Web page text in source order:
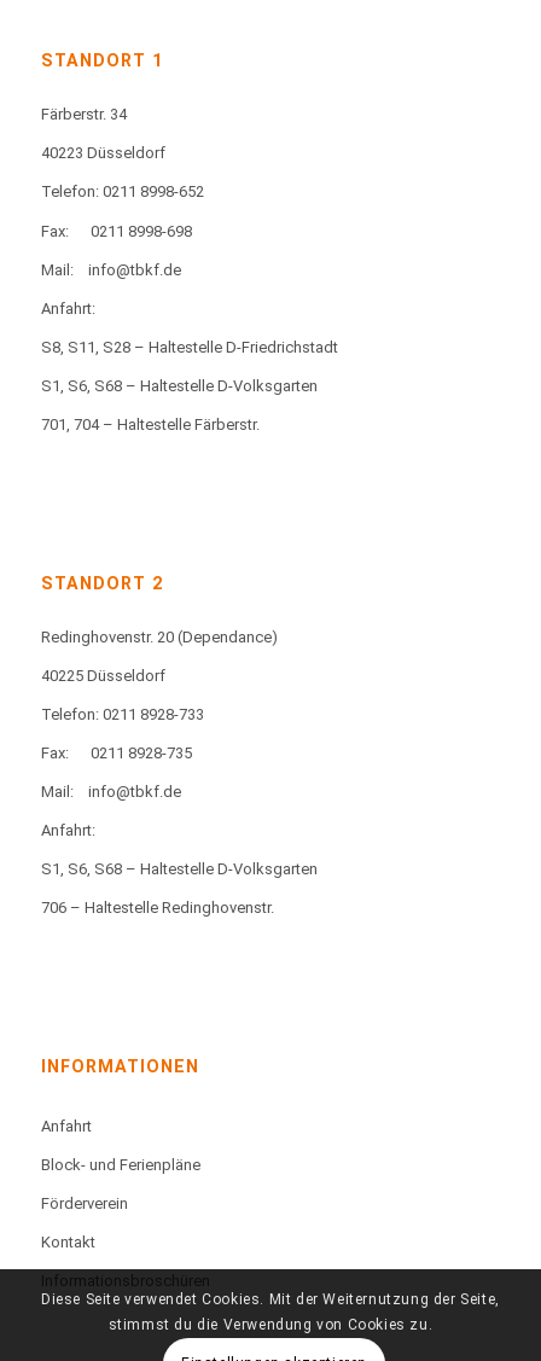
STANDORT 1
Färberstr. 34
40223 Düsseldorf
Telefon: 0211 8998-652
Fax: 0211 8998-698
Mail: info@tbkf.de
Anfahrt:
S8, S11, S28 – Haltestelle D-Friedrichstadt
S1, S6, S68 – Haltestelle D-Volksgarten
701, 704 – Haltestelle Färberstr.
STANDORT 2
Redinghovenstr. 20 (Dependance)
40225 Düsseldorf
Telefon: 0211 8928-733
Fax: 0211 8928-735
Mail: info@tbkf.de
Anfahrt:
S1, S6, S68 – Haltestelle D-Volksgarten
706 – Haltestelle Redinghovenstr.
INFORMATIONEN
Anfahrt
Block- und Ferienpläne
Förderverein
Kontakt
Informationsbroschüren
Diese Seite verwendet Cookies. Mit der Weiternutzung der Seite,
stimmst du die Verwendung von Cookies zu.